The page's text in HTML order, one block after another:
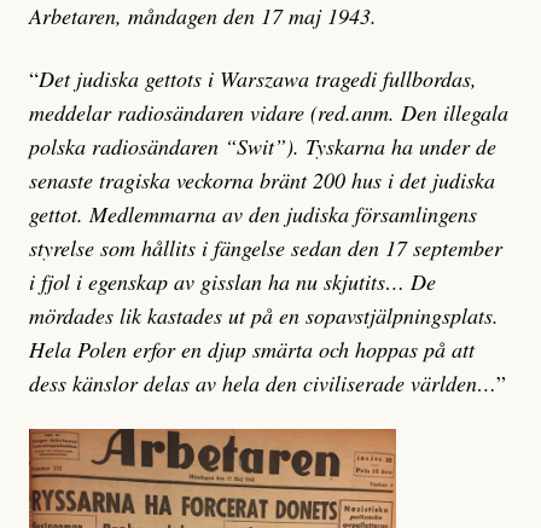
Arbetaren, måndagen den 17 maj 1943.
“Det judiska gettots i Warszawa tragedi fullbordas,
meddelar radiosändaren vidare (red.anm. Den illegala
polska radiosändaren “Swit”). Tyskarna ha under de
senaste tragiska veckorna bränt 200 hus i det judiska
gettot. Medlemmarna av den judiska församlingens
styrelse som hållits i fängelse sedan den 17 september
i fjol i egenskap av gisslan ha nu skjutits… De
mördades lik kastades ut på en sopavstjälpningsplats.
Hela Polen erfor en djup smärta och hoppas på att
dess känslor delas av hela den civiliserade världen…”